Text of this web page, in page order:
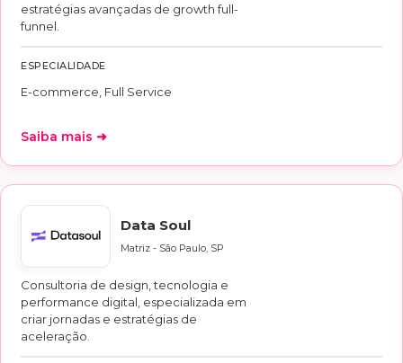
estratégias avançadas de growth full-
funnel.
ESPECIALIDADE
E-commerce, Full Service
Saiba mais ➜
Data Soul
Matriz - São Paulo, SP
Consultoria de design, tecnologia e
performance digital, especializada em
criar jornadas e estratégias de
aceleração.